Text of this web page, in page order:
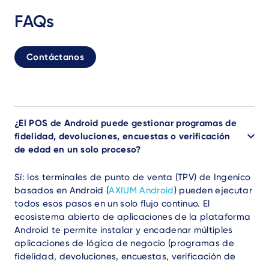
FAQs
Contáctanos
¿El POS de Android puede gestionar programas de
fidelidad, devoluciones, encuestas o verificación
de edad en un solo proceso?
Sí: los terminales de punto de venta (TPV) de Ingenico
basados en Android (AXIUM Android) pueden ejecutar
todos esos pasos en un solo flujo continuo. El
ecosistema abierto de aplicaciones de la plataforma
Android te permite instalar y encadenar múltiples
aplicaciones de lógica de negocio (programas de
fidelidad, devoluciones, encuestas, verificación de